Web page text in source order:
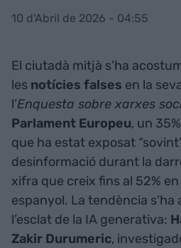
10 d'Abril de 2026 - 04:55
El ciutadà mitjà s’ha
les notícies falses en la
l’Enquesta sobre xarxes
Parlament Europeu, un
que ha estat exposat
desinformació durant la
xifra que creix fins al 52% en
espanyol. La tendència s’ha
l’esclat de la IA generativa:
Zakir Durumeric,